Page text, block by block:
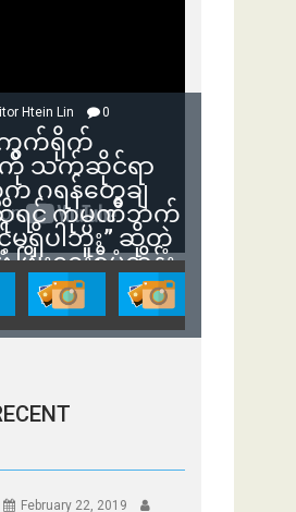
Htein Lin 0
ကွက်ရိုက်
ကို သက်ဆိုင်ရာ
ဂရန်တွေချ
ရင် ကုမ္ပဏီဘက်
ရှိပါဘူး” ဆိုတဲ့
ြိုးရေးစီမံကိန်း
ာ်ရဲဝင်းနဲ့ တွေ့ဆုံ
February 22, 2019